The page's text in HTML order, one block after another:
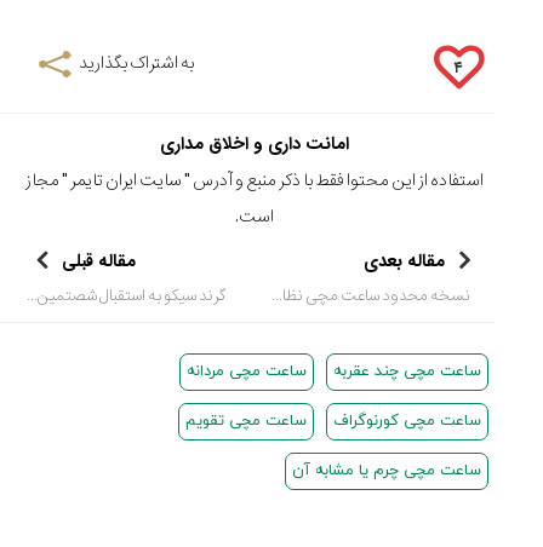
۴ به اشتراک بگذارید
امانت داری و اخلاق مداری
استفاده از این محتوا فقط با ذکر منبع و آدرس "سایت ایران تایمر " مجاز
است.
مقاله بعدی
نسخه محدود ساعت مچی نظامی برمونت
مقاله قبلی
گرند سیکو به استقبال شصتمین سالگردش می رود
ساعت مچی چند عقربه ساعت مچی مردانه
ساعت مچی کورنوگراف ساعت مچی تقویم
ساعت مچی چرم یا مشابه آن